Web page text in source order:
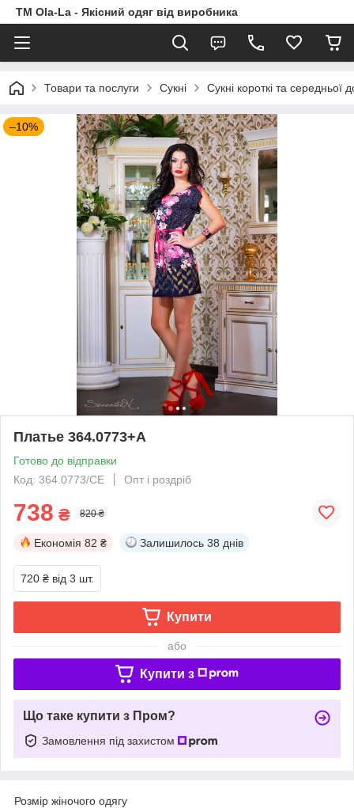
TM Ola-La - Якісний одяг від виробника
Товари та послуги Сукні Сукні короткі та середньої
–10%
Платье 364.0773+А
Готово до відправки
Код: 364.0773/СЕ
Опт і роздріб
738 ₴ 820 ₴
Економія 82 ₴ Залишилось 38 днів
720 ₴ від 3 шт.
Купити
або
Купити з
Що таке купити з Пром?
Замовлення під захистом
Розмір жіночого одягу